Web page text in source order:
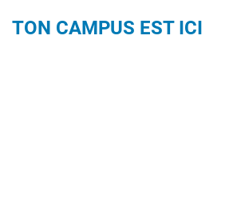
TON CAMPUS EST ICI